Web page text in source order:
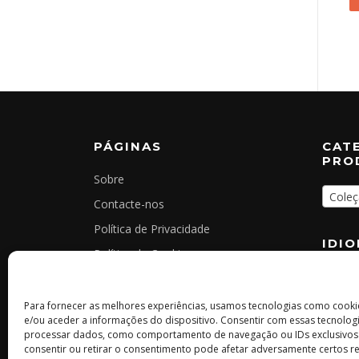
Para fornecer as melhores experiências, usamos tecnologias como
e/ou aceder a informações do dispositivo. Consentir com essas
processar dados, como comportamento de navegação ou IDs
consentir ou retirar o consentimento pode afetar adversamente certos
PÁGINAS
Sobre
Contacte-nos
Política de Privacidade
Política de Cookies
Livro de Reclamações Online